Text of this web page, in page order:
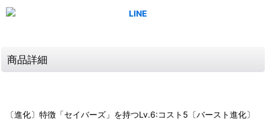
商品詳細
〔進化〕特徴「セイバーズ」を持つLv.6:コスト5〔バースト進化〕